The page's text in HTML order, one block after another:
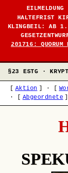
EILMELDUNG
HALTEFRIST
KLINGBEIL: AB 1.
201716: QUORUM
§23 ESTG ·
Aktion ·
·
Abgeordnete